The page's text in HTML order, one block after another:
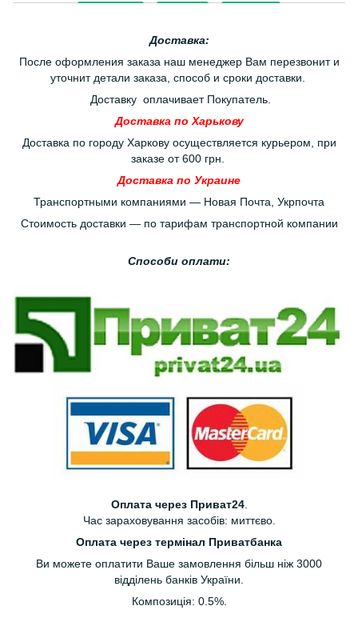
Доставка:
После оформления заказа наш менеджер Вам перезвонит и
уточнит детали заказа, способ и сроки доставки.
Доставку оплачивает Покупатель.
Доставка по Харькову
Доставка по городу Харкову осуществляется курьером, при
заказе от 600 грн.
Доставка по Украине
Транспортными компаниями — Новая Почта, Укрпочта
Стоимость доставки — по тарифам транспортной компании
Способи оплати:
Оплата через Приват24.
Час зараховування засобів: миттєво.
Оплата через термінал Приватбанка
Ви можете оплатити Ваше замовлення більш ніж 3000
відділень банків України.
Композиція: 0.5%.